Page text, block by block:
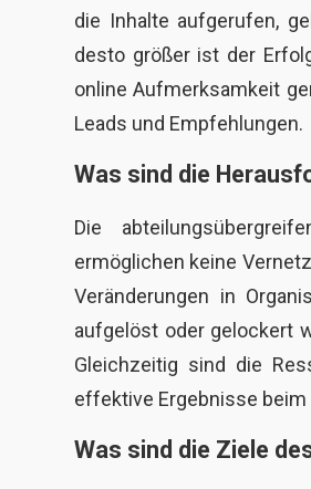
die Inhalte aufgerufen,
desto größer ist der
online Aufmerksamkeit
Leads und Empfehlungen.
Was sind die
Die
ermöglichen keine
Veränderungen in
aufgelöst oder gelockert
Gleichzeitig sind die
effektive Ergebnisse
Was sind die Ziele